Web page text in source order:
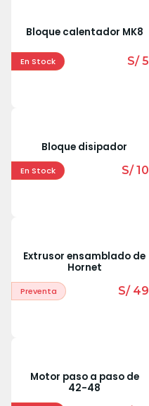
Bloque calentador MK8
En Stock S/ 5
Bloque disipador
En Stock S/ 10
Extrusor ensamblado de
Hornet
Preventa S/ 49
Motor paso a paso de
42-48